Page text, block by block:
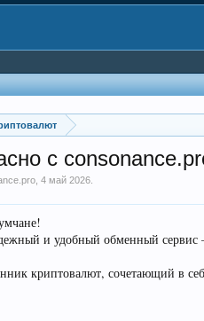
с
,4 май 2026
и удобный обменный сервис
криптовалют, сочетающий в